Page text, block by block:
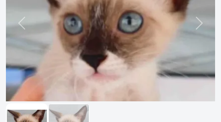
Previous Next